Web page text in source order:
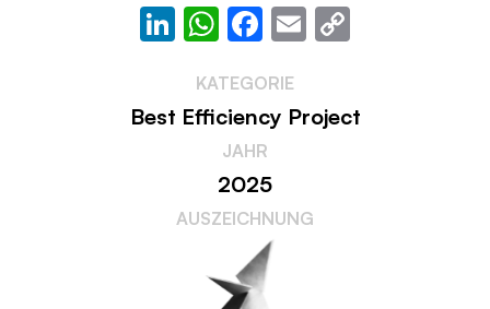
LinkedIn
WhatsApp
Facebook
Email
KATEGORIE
Best Efficiency Project
JAHR
2025
AUSZEICHNUNG